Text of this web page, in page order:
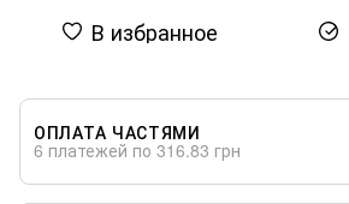
В избранное
ОПЛАТА ЧАСТЯМИ
6 платежей по 316.83 грн